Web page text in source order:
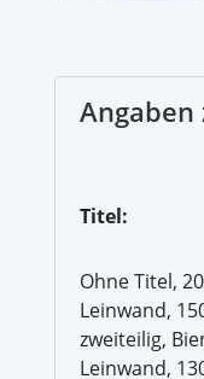
Angaben
Titel:
Ohne Titel,
Leinwand,
zweiteilig,
Leinwand,